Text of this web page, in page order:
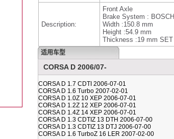
Description:
Front Axle
Brake System : BOSCH
Width :150.8 mm
Height :54.9 mm
Thickness :19 mm SET
适用车型
CORSA D 2006/07-
CORSA D 1.7 CDTI 2006-07-01
CORSA D 1.6 Turbo 2007-02-01
CORSA D 1.0Z 10 XEP 2006-07-01
CORSA D 1.2Z 12 XEP 2006-07-01
CORSA D 1.4Z 14 XEP 2006-07-01
CORSA D 1.3 CDTIZ 13 DTH 2006-07-00
CORSA D 1.3 CDTIZ 13 DTJ 2006-07-00
CORSA D 1.6 TurboZ 16 LER 2007-02-00